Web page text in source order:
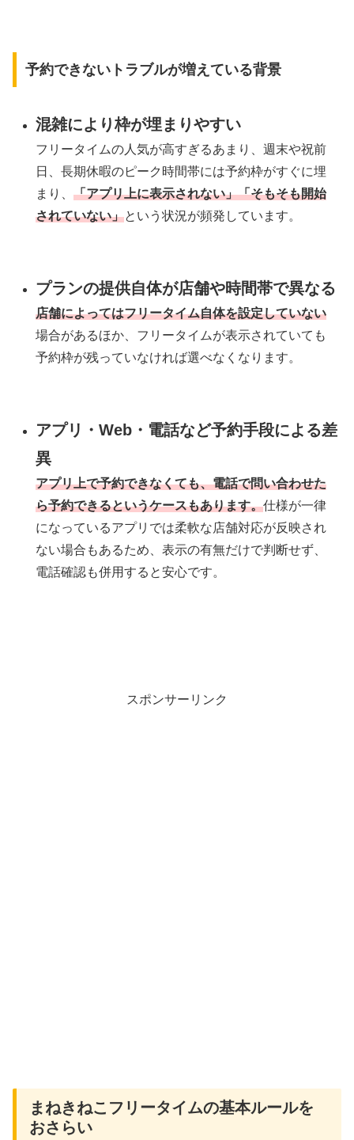
予約できないトラブルが増えている背景
混雑により枠が埋まりやすい
フリータイムの人気が高すぎるあまり、週末や祝前
日、長期休暇のピーク時間帯には予約枠がすぐに埋
まり、「アプリ上に表示されない」「そもそも開始
されていない」という状況が頻発しています。
プランの提供自体が店舗や時間帯で異なる
店舗によってはフリータイム自体を設定していない
場合があるほか、フリータイムが表示されていても
予約枠が残っていなければ選べなくなります。
アプリ・Web・電話など予約手段による差
異
アプリ上で予約できなくても、電話で問い合わせた
ら予約できるというケースもあります。仕様が一律
になっているアプリでは柔軟な店舗対応が反映され
ない場合もあるため、表示の有無だけで判断せず、
電話確認も併用すると安心です。
スポンサーリンク
まねきねこフリータイムの基本ルールを
おさらい